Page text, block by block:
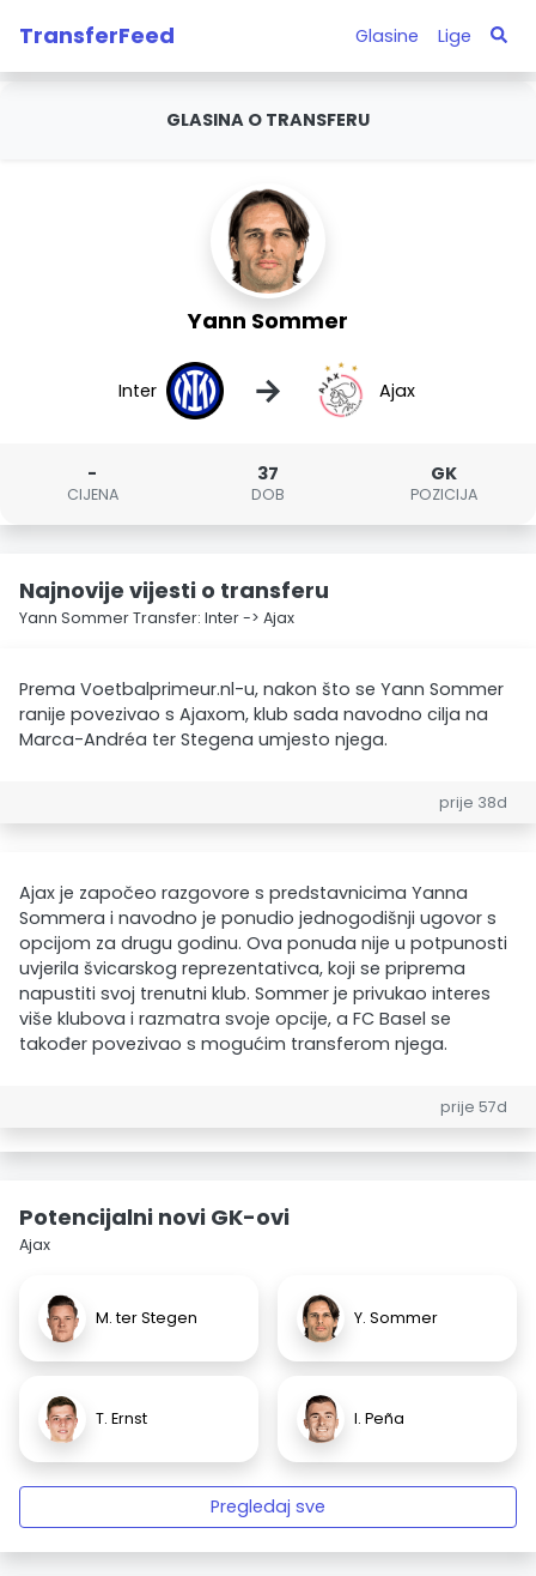
TransferFeed Glasine Lige
GLASINA O TRANSFERU
Yann Sommer
Inter → Ajax
-
CIJENA
37
DOB
GK
POZICIJA
Najnovije vijesti o transferu
Yann Sommer Transfer: Inter -> Ajax
Prema Voetbalprimeur.nl-u, nakon što se Yann Sommer
ranije povezivao s Ajaxom, klub sada navodno cilja na
Marca-Andréa ter Stegena umjesto njega.
prije 38d
Ajax je započeo razgovore s predstavnicima Yanna
Sommera i navodno je ponudio jednogodišnji ugovor s
opcijom za drugu godinu. Ova ponuda nije u potpunosti
uvjerila švicarskog reprezentativca, koji se priprema
napustiti svoj trenutni klub. Sommer je privukao interes
više klubova i razmatra svoje opcije, a FC Basel se
također povezivao s mogućim transferom njega.
prije 57d
Potencijalni novi GK-ovi
Ajax
M. ter Stegen Y. Sommer
T. Ernst I. Peña
Pregledaj sve